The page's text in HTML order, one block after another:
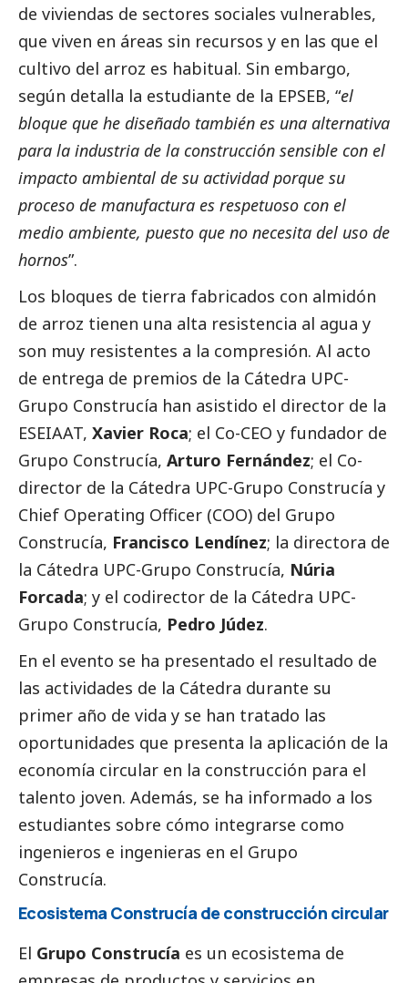
de viviendas de sectores sociales vulnerables,
que viven en áreas sin recursos y en las que el
cultivo del arroz es habitual. Sin embargo,
según detalla la estudiante de la EPSEB, “el
bloque que he diseñado también es una alternativa
para la industria de la construcción sensible con el
impacto ambiental de su actividad porque su
proceso de manufactura es respetuoso con el
medio ambiente, puesto que no necesita del uso de
hornos”.
Los bloques de tierra fabricados con almidón
de arroz tienen una alta resistencia al agua y
son muy resistentes a la compresión. Al acto
de entrega de premios de la Cátedra UPC-
Grupo Construcía han asistido el director de la
ESEIAAT, Xavier Roca; el Co-CEO y fundador de
Grupo Construcía, Arturo Fernández; el Co-
director de la Cátedra UPC-Grupo Construcía y
Chief Operating Officer (COO) del Grupo
Construcía, Francisco Lendínez; la directora de
la Cátedra UPC-Grupo Construcía, Núria
Forcada; y el codirector de la Cátedra UPC-
Grupo Construcía, Pedro Júdez.
En el evento se ha presentado el resultado de
las actividades de la Cátedra durante su
primer año de vida y se han tratado las
oportunidades que presenta la aplicación de la
economía circular en la construcción para el
talento joven. Además, se ha informado a los
estudiantes sobre cómo integrarse como
ingenieros e ingenieras en el Grupo
Construcía.
Ecosistema Construcía de construcción circular
El Grupo Construcía es un ecosistema de